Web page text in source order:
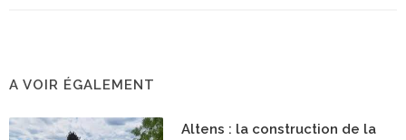
A VOIR ÉGALEMENT
Altens : la construction de la